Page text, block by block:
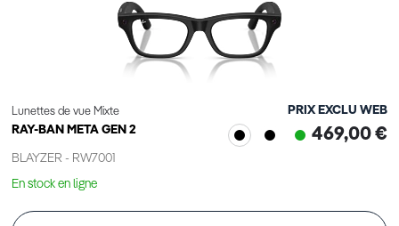
Lunettes de vue Mixte
RAY-BAN META GEN 2
BLAYZER - RW7001
PRIX EXCLU WEB
469,00 €
En stock en ligne